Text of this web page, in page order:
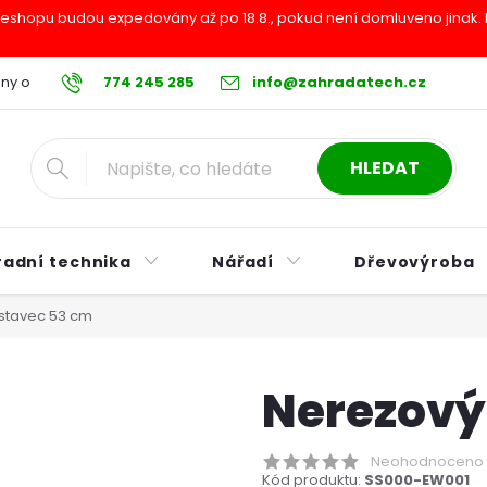
budou expedovány až po 18.8., pokud není domluveno
774 245 285 info@zahradatech.cz
osobních údajů Reklamační řád Postup při nákupu na
HLEDAT
technika Nářadí Dřevovýroba
53 cm
Neohodnoceno
Kód produktu: SS000-EW001